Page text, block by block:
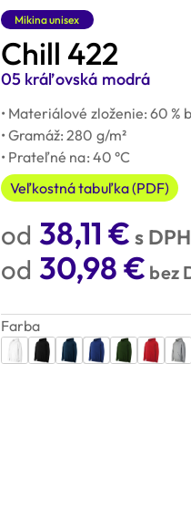
Mikina unisex
Chill 422
05 kráľovská modrá
• Materiálové zloženie: 60 %
• Gramáž: 280 g/m²
• Prateľné na: 40 °C
Veľkostná tabuľka (PDF)
38,11€ s DPH
30,98€ bez
Farba